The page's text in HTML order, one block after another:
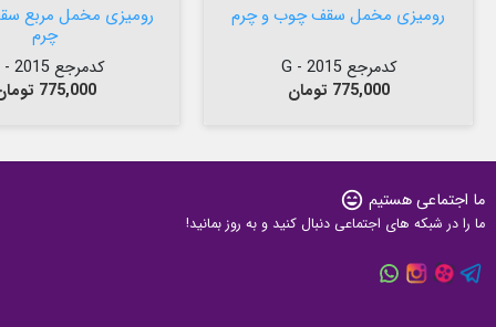
رومیزی مخمل سقف چوب و چرم
کدمرجع 2015 - G
قیمت
775,000 تومان
رومیزی مخمل مربع
چرم
کدمرجع 2015 - M
قیمت
775,000 تومان
ما اجتماعی هستیم sentiment_very_satisfied
ما را در شبکه های اجتماعی دنبال کنید و به روز بمانید!